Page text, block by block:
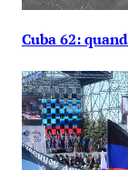
Cuba 62: